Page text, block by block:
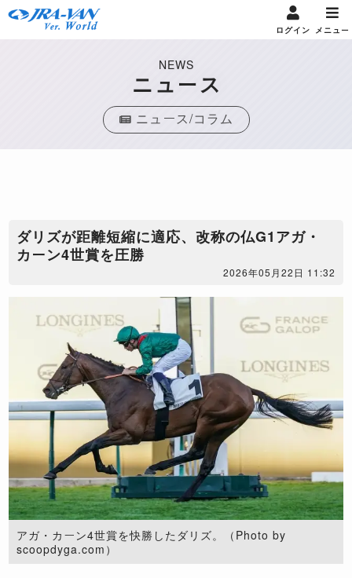
ログイン メニュー
NEWS
ニュース
ニュース/コラム
ダリズが距離短縮に適応、改称の仏G1アガ・
カーン4世賞を圧勝
2026年05月22日 11:32
アガ・カーン4世賞を快勝したダリズ。（Photo by
scoopdyga.com）